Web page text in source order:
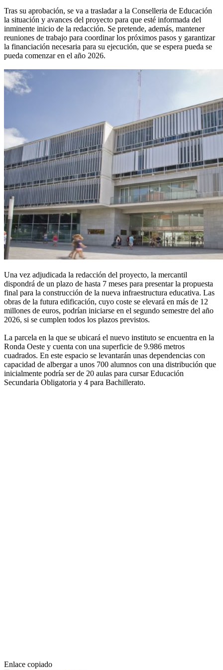
Tras su aprobación, se va a trasladar a la Conselleria de Educación
la situación y avances del proyecto para que esté informada del
inminente inicio de la redacción. Se pretende, además, mantener
reuniones de trabajo para coordinar los próximos pasos y garantizar
la financiación necesaria para su ejecución, que se espera pueda se
pueda comenzar en el año 2026.
Una vez adjudicada la redacción del proyecto, la mercantil
dispondrá de un plazo de hasta 7 meses para presentar la propuesta
final para la construcción de la nueva infraestructura educativa. Las
obras de la futura edificación, cuyo coste se elevará en más de 12
millones de euros, podrían iniciarse en el segundo semestre del año
2026, si se cumplen todos los plazos previstos.
La parcela en la que se ubicará el nuevo instituto se encuentra en la
Ronda Oeste y cuenta con una superficie de 9.986 metros
cuadrados. En este espacio se levantarán unas dependencias con
capacidad de albergar a unos 700 alumnos con una distribución que
inicialmente podría ser de 20 aulas para cursar Educación
Secundaria Obligatoria y 4 para Bachillerato.
Enlace copiado